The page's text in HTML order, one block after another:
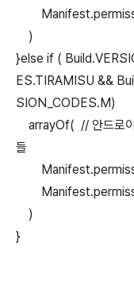
)
}else if (
ES.TIRAMISU &&
SION_CODES.M)
arrayOf( // 안드로이
들
)
}